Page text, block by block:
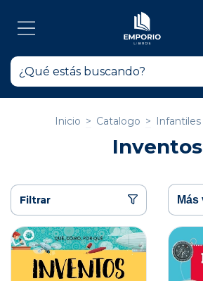
Inicio > Catalogo > Infantiles
Inventos
Filtrar